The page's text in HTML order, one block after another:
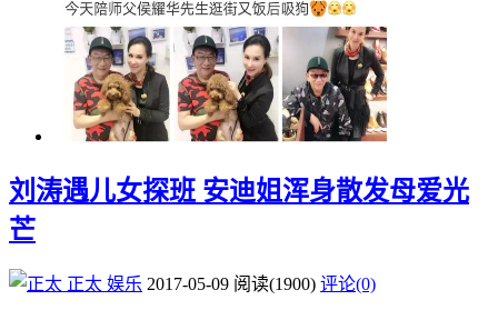
刘涛遇儿女探班 安迪姐浑身散发母爱光
芒
正太 娱乐 2017-05-09 阅读(1900) 评论(0)